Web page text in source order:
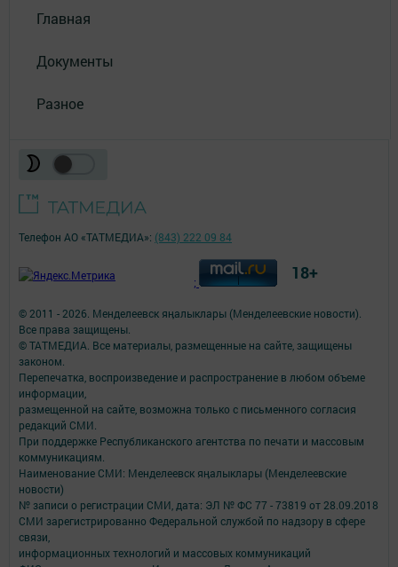
Главная
Документы
Разное
© 2011 - 2026. Менделеевск яӊалыклары (Менделеевские новости).
Все права защищены.
© ТАТМЕДИА. Все материалы, размещенные на сайте, защищены
законом.
Перепечатка, воспроизведение и распространение в любом объеме
информации,
размещенной на сайте, возможна только с письменного согласия
редакций СМИ.
При поддержке Республиканского агентства по печати и массовым
коммуникациям.
Наименование СМИ: Менделеевск яӊалыклары (Менделеевские
новости)
№ записи о регистрации СМИ, дата: ЭЛ № ФС 77 - 73819 от 28.09.2018
СМИ зарегистрированно Федеральной службой по надзору в сфере
связи,
информационных технологий и массовых коммуникаций
Телефон АО «ТАТМЕДИА»: (843) 222 09 84
; 18+